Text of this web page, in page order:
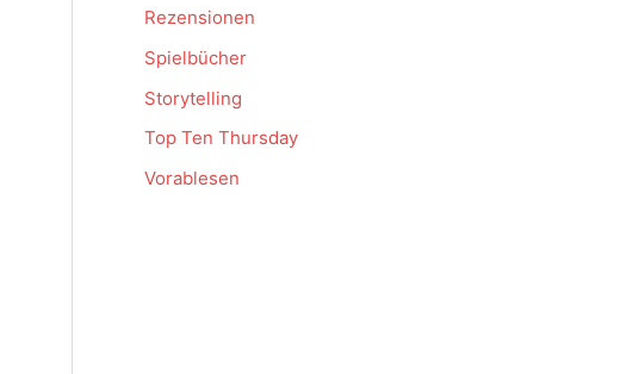
Rezensionen
Spielbücher
Storytelling
Top Ten Thursday
Vorablesen